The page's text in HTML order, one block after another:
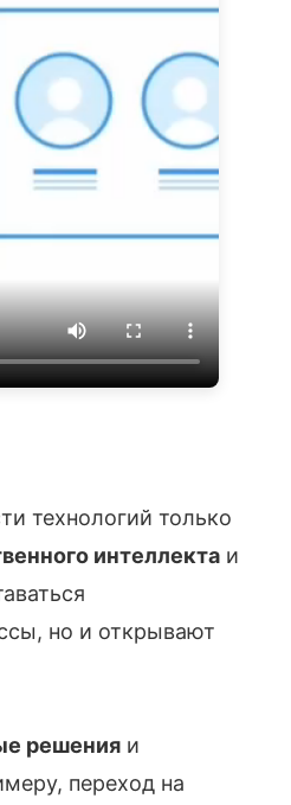
технологий только
интеллекта и
но и открывают
решения и
переход на